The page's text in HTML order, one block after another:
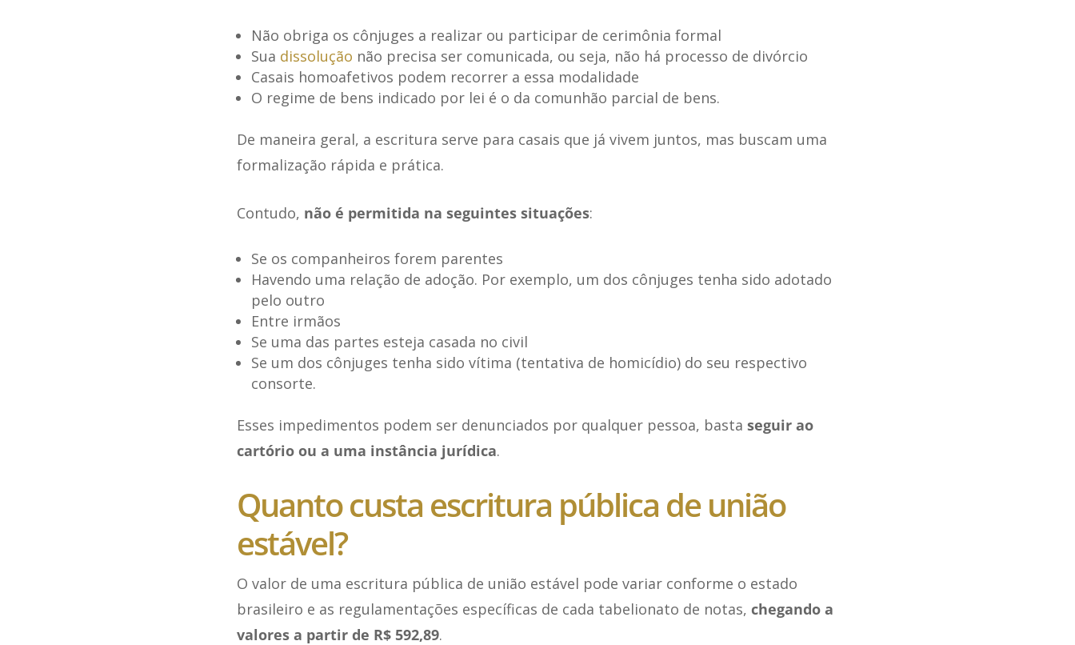
Não obriga os cônjuges a realizar ou participar de cerimônia formal
Sua dissolução não precisa ser comunicada, ou seja, não há processo de divórcio
Casais homoafetivos podem recorrer a essa modalidade
O regime de bens indicado por lei é o da comunhão parcial de bens.
De maneira geral, a escritura serve para casais que já vivem juntos, mas buscam uma
formalização rápida e prática.
Contudo, não é permitida na seguintes situações:
Se os companheiros forem parentes
Havendo uma relação de adoção. Por exemplo, um dos cônjuges tenha sido adotado
pelo outro
Entre irmãos
Se uma das partes esteja casada no civil
Se um dos cônjuges tenha sido vítima (tentativa de homicídio) do seu respectivo
consorte.
Esses impedimentos podem ser denunciados por qualquer pessoa, basta seguir ao
cartório ou a uma instância jurídica.
Quanto custa escritura pública de união
estável?
O valor de uma escritura pública de união estável pode variar conforme o estado
brasileiro e as regulamentações específicas de cada tabelionato de notas, chegando a
valores a partir de R$ 592,89.